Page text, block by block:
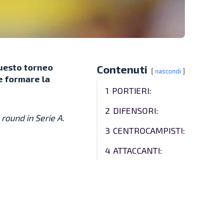
torneo
formare la
in Serie A.
Contenuti nascondi
1 PORTIERI:
2 DIFENSORI:
3 CENTROCAMPISTI:
4 ATTACCANTI: